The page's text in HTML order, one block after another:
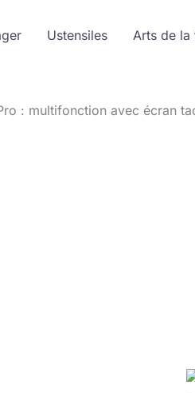
Ustensiles
Arts de la
: multifonction avec écran